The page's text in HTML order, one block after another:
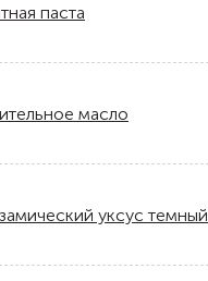
паста
масло
уксус темный